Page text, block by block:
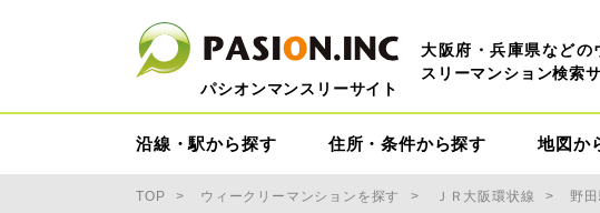
パシオンマンスリーサイト
大阪府・兵庫県などの
スリーマンション検索
沿線・駅から探す 住所・条件から探す 地図か
TOP ウィークリーマンションを探す ＪＲ大阪環状線 野